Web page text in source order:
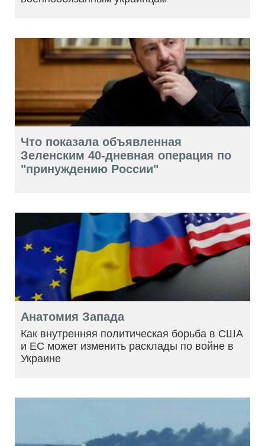
Что показала объявленная
Зеленским 40-дневная операция по
"принуждению России"
Анатомия Запада
Как внутренняя политическая борьба в США
и ЕС может изменить расклады по войне в
Украине